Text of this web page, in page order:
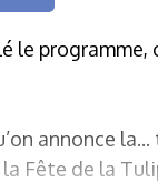
le
annonce
Fête de la